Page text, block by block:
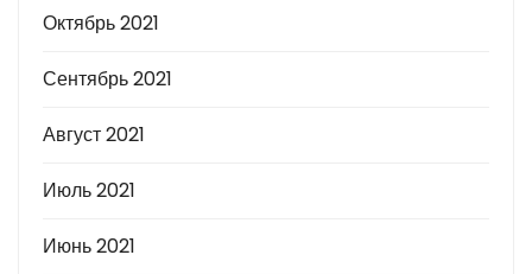
Октябрь 2021
Сентябрь 2021
Август 2021
Июль 2021
Июнь 2021